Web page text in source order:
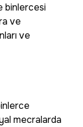
binlercesi
ve
ve
mecralarda